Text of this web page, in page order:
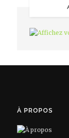
À PROPOS